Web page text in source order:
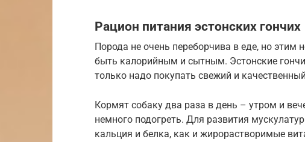
Рацион питания эстонских гончих
Порода не очень переборчива в еде, но этим
быть калорийным и сытным. Эстонские
только надо покупать свежий и
Кормят собаку два раза в день – утром и
немного подогреть. Для развития
кальция и белка, как и жирорастворимые